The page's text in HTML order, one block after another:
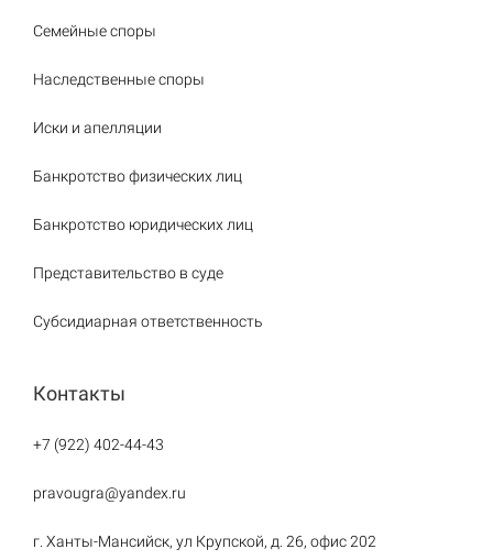
Семейные споры
Наследственные споры
Иски и апелляции
Банкротство физических лиц
Банкротство юридических лиц
Представительство в суде
Субсидиарная ответственность
Контакты
+7 (922) 402-44-43
pravougra@yandex.ru
г. Ханты-Мансийск, ул Крупской, д. 26, офис 202